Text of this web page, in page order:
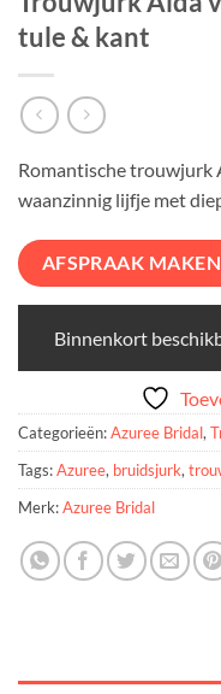
tule & kant
Romantische trouwjurk
waanzinnig lijfje met
AFSPRAAK MAKEN
Binnenkort
Categorieën:Azuree Bridal,
Tags:Azuree, bruidsjurk,
Merk:Azuree Bridal